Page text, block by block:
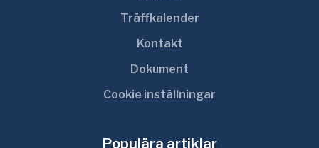
Träffkalender
Kontakt
Dokument
Cookie inställningar
Populära artiklar